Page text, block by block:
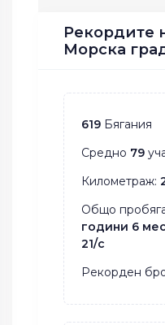
Рекордите
Морска
619 Бягания
Средно 79
Километраж:
Общо
години 6
21/с
Рекорден